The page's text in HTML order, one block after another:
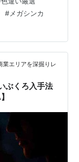
実は編集部でも
素がめちゃく
3体の捕獲、ワ
、そして幻のポ
# メガシンカ
エリアを深掘りレ
ぶくろ入手法